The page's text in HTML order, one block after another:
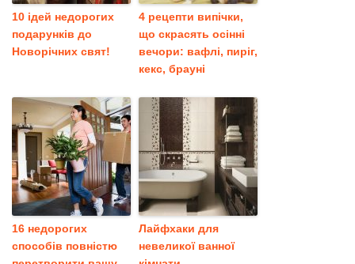
10 ідей недорогих
подарунків до
Новорічних свят!
4 рецепти випічки,
що скрасять осінні
вечори: вафлі, пиріг,
кекс, брауні
16 недорогих
способів повністю
Лайфхаки для
невеликої ванної